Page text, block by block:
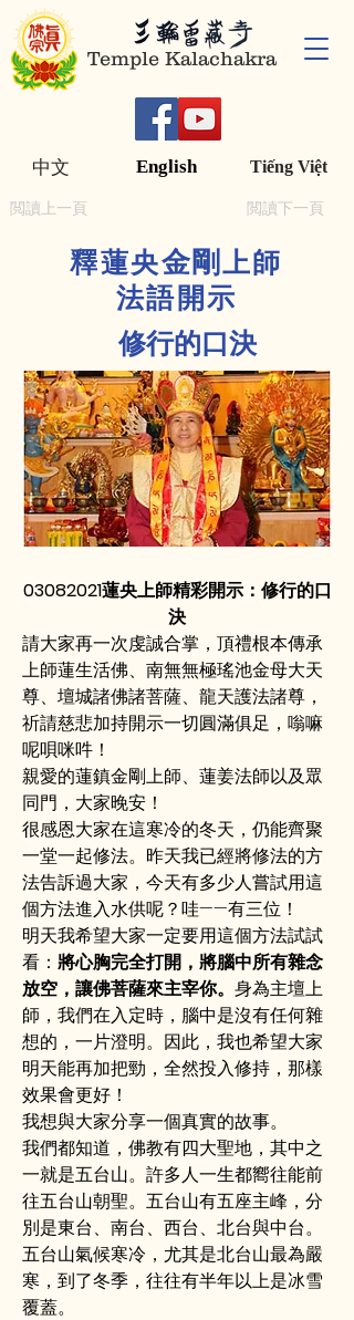
Temple Kalachakra
English Tiếng Việt
中文
閲讀上一頁 閲讀下一頁
釋蓮央金剛上師
法語開示
修行的口決
03082021蓮央上師精彩開示：修行的口
決
請大家再一次虔誠合掌，頂禮根本傳承
上師蓮生活佛、南無無極瑤池金母大天
尊、壇城諸佛諸菩薩、龍天護法諸尊，
祈請慈悲加持開示一切圓滿俱足，嗡嘛
呢唄咪吽！
親愛的蓮鎮金剛上師、蓮姜法師以及眾
同門，大家晚安！
很感恩大家在這寒冷的冬天，仍能齊聚
一堂一起修法。昨天我已經將修法的方
法告訴過大家，今天有多少人嘗試用這
個方法進入水供呢？哇——有三位！
明天我希望大家一定要用這個方法試試
看： 將心胸完全打開，將腦中所有雜念
放空，讓佛菩薩來主宰你。 身為主壇上
師，我們在入定時，腦中是沒有任何雜
想的，一片澄明。因此，我也希望大家
明天能再加把勁，全然投入修持，那樣
效果會更好！
我想與大家分享一個真實的故事。
我們都知道，佛教有四大聖地，其中之
一就是五台山。許多人一生都嚮往能前
往五台山朝聖。五台山有五座主峰，分
別是東台、南台、西台、北台與中台。
五台山氣候寒冷，尤其是北台山最為嚴
寒，到了冬季，往往有半年以上是冰雪
覆蓋。